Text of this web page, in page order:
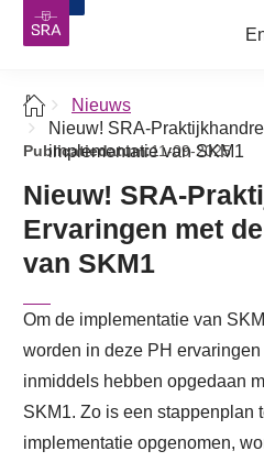
Nieuws
Nieuw! SRA-
implementatie van SKM1
Publicatiedatum:11-09-2025
Nieuw! SRA-
Ervaringen met
van SKM1
Om de implementatie van
worden in deze PH
inmiddels hebben opgedaan
SKM1. Zo is een stappenplan
implementatie opgenomen,